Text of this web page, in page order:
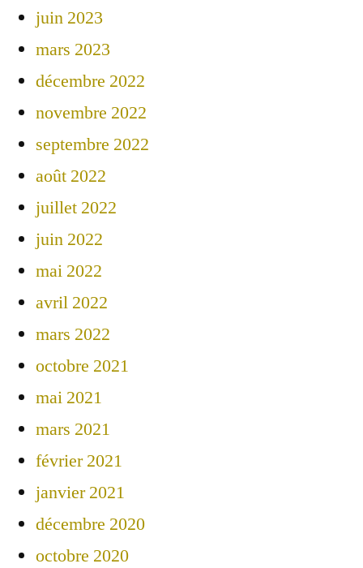
juin 2023
mars 2023
décembre 2022
novembre 2022
septembre 2022
août 2022
juillet 2022
juin 2022
mai 2022
avril 2022
mars 2022
octobre 2021
mai 2021
mars 2021
février 2021
janvier 2021
décembre 2020
octobre 2020